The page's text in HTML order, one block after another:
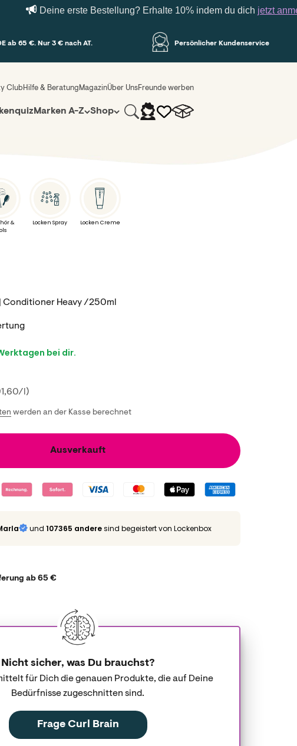
Deine erste Bestellung? Erhalte 10% indem du dichjetzt
ab 65 €. Nur 3 € nach AT. Persönlicher Kundenservice
Club Hilfe & Beratung MagazinÜber UnsFreunde werben
Marken A-Z Shop
SucheAnmeldenWarenkorb
&
Locken Spray Locken Creme
Heavy /250ml
bei dir.
l)
werden an der Kasse berechnet
Ausverkauft
und 107365 anderesind begeistert von Lockenbox
ab 65 €
Nicht sicher, was Du brauchst?
für Dich die genauen Produkte, die auf Deine
Bedürfnisse zugeschnitten sind.
Frage Curl Brain